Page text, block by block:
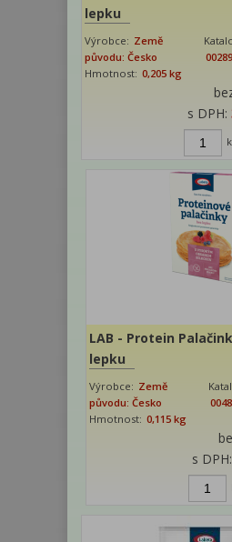
lepku
Výrobce: Země
původu: Česko
Hmotnost: 0,205 kg
s DPH:
LAB - Protein
lepku
Výrobce: Země
původu: Česko
Hmotnost: 0,115 kg
s DPH: